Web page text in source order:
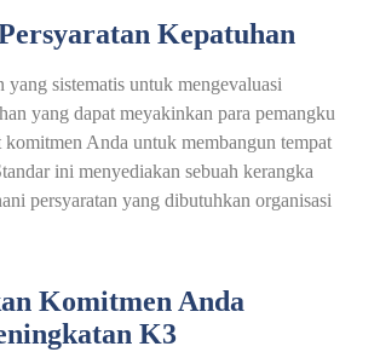
Kepatuhan
yang sistematis untuk mengevaluasi
yang dapat meyakinkan para pemangku
Anda untuk membangun tempat
ini menyediakan sebuah kerangka
persyaratan yang dibutuhkan organisasi
Komitmen Anda
K3